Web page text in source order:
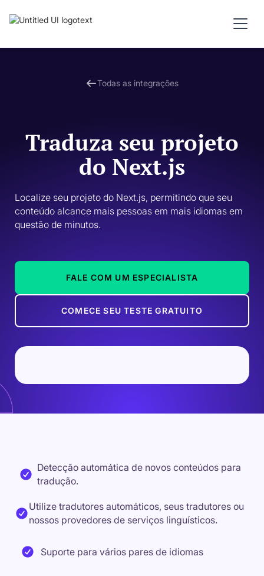
Todas as integrações
Traduza seu projeto
do Next.js
Localize seu projeto do Next.js, permitindo que seu
conteúdo alcance mais pessoas em mais idiomas em
questão de minutos.
FALE COM UM ESPECIALISTA
COMECE SEU TESTE GRATUITO
Detecção automática de novos conteúdos para
tradução.
Utilize tradutores automáticos, seus tradutores ou
nossos provedores de serviços linguísticos.
Suporte para vários pares de idiomas